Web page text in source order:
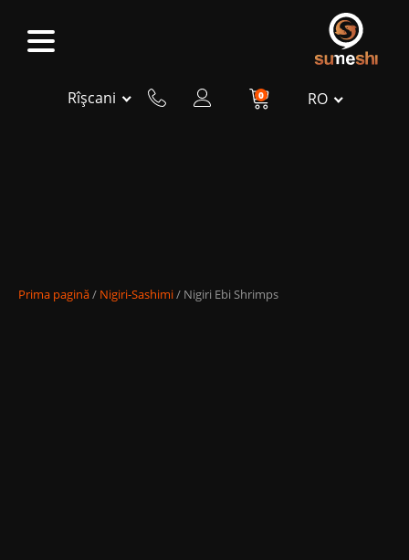
Rîșcani 0 RO
Prima pagină/ Nigiri-Sashimi/ Nigiri Ebi Shrimps